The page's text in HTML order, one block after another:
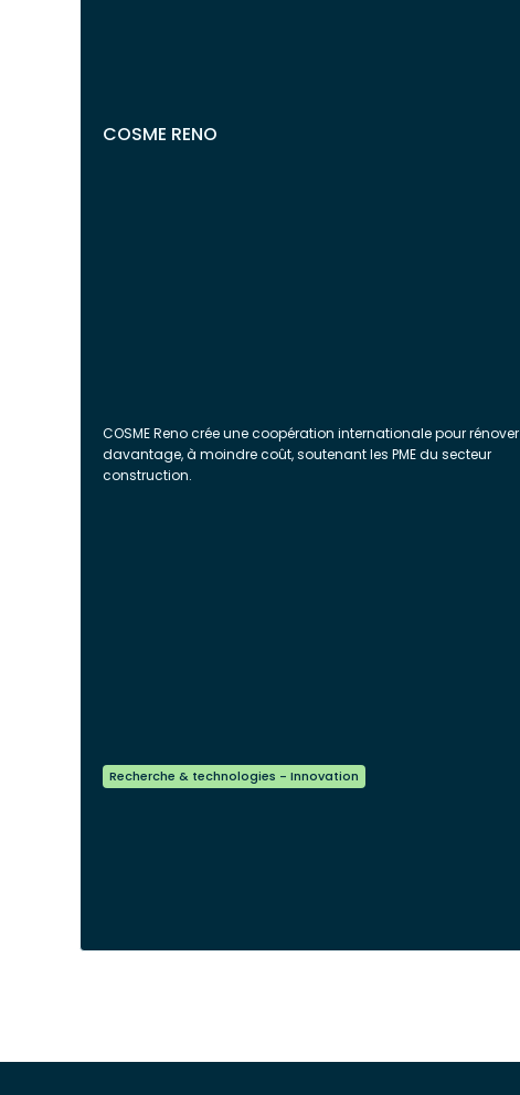
COSME RENO
COSME Reno crée une coopération internationale pour rénover
davantage, à moindre coût, soutenant les PME du secteur
construction.
Recherche & technologies - Innovation